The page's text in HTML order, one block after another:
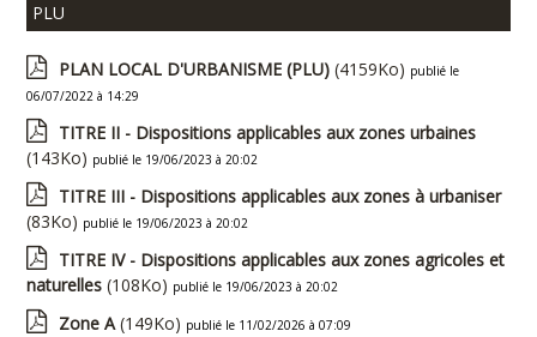
PLU
PLAN LOCAL D'URBANISME (PLU) (4159Ko) publié le
06/07/2022 à 14:29
TITRE II - Dispositions applicables aux zones urbaines
(143Ko) publié le 19/06/2023 à 20:02
TITRE III - Dispositions applicables aux zones à urbaniser
(83Ko) publié le 19/06/2023 à 20:02
TITRE IV - Dispositions applicables aux zones agricoles et
naturelles (108Ko) publié le 19/06/2023 à 20:02
Zone A(149Ko) publié le 11/02/2026 à 07:09